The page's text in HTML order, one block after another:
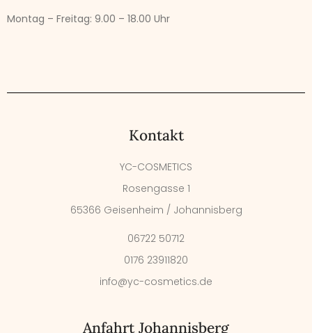
Montag – Freitag: 9.00 – 18.00 Uhr
Kontakt
YC-COSMETICS
Rosengasse 1
65366 Geisenheim / Johannisberg
06722 50712
0176 23911820
info@yc-cosmetics.de
Anfahrt Johannisberg